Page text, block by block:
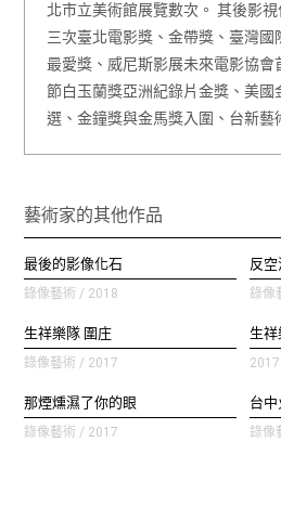
北市立美術館展覽數次。 其後影
三次臺北電影獎、金帶獎、臺灣
最愛獎、威尼斯影展未來電影協會
節白玉蘭獎亞洲紀錄片金獎、美國
選、金鐘獎與金馬獎入圍、台新藝
藝術家的其他作品
最後的影像化石
錄像藝術 / 2018
反
錄像
生祥樂隊 圍庄
錄像藝術 / 2017
生祥
2017
那煙燻濕了你的眼
錄像藝術 / 2017
台
錄像